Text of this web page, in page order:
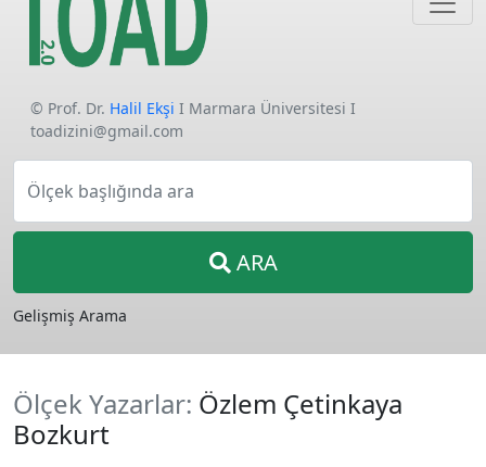
© Prof. Dr. Halil Ekşi I Marmara Üniversitesi I
toadizini@gmail.com
Ölçek başlığında ara
ARA
Gelişmiş Arama
Ölçek Yazarlar: Özlem Çetinkaya
Bozkurt